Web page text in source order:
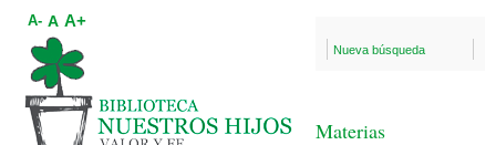
Nueva búsqueda
Materias
A- A A+